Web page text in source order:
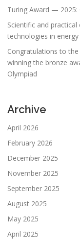
Turing Award —
Scientific and
technologies in
Congratulations to the
winning the bronze
Olympiad
Archive
April 2026
February 2026
December 2025
November 2025
September 2025
August 2025
May 2025
April 2025